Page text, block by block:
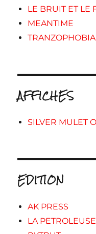
LE BRUIT ET LE
MEANTIME
TRANZOPHOBIA
AFFICHES
SILVER MULET
EDITION
AK PRESS
LA PETROLEUSE